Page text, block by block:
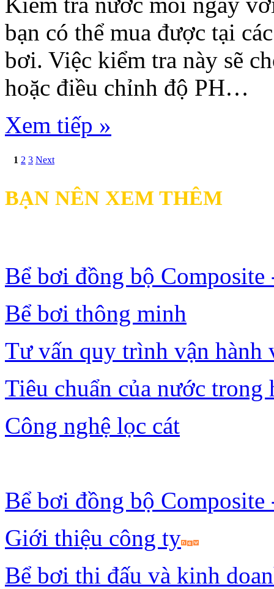
bạn có thể mua được tại
bơi. Việc kiểm tra này sẽ
hoặc điều chỉnh độ PH…
Xem tiếp »
1 2 3 Next
BẠN NÊN XEM THÊM
Bể bơi đồng bộ Composite
Bể bơi thông minh
Tư vấn quy trình vận hành
Tiêu chuẩn của nước trong
Công nghệ lọc cát
Bể bơi đồng bộ Composite
Giới thiệu công ty
Bể bơi thi đấu và kinh